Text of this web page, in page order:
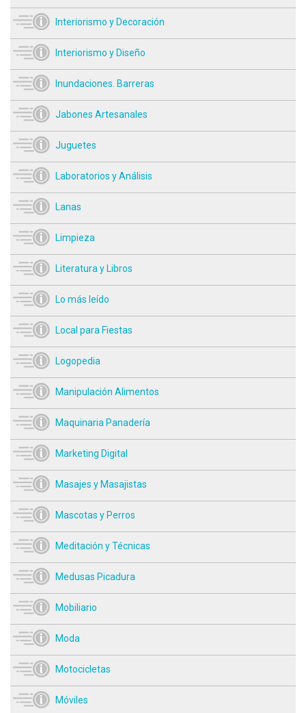
Interiorismo y Decoración
Interiorismo y Diseño
Inundaciones. Barreras
Jabones Artesanales
Juguetes
Laboratorios y Análisis
Lanas
Limpieza
Literatura y Libros
Lo más leído
Local para Fiestas
Logopedia
Manipulación Alimentos
Maquinaria Panadería
Marketing Digital
Masajes y Masajistas
Mascotas y Perros
Meditación y Técnicas
Medusas Picadura
Mobiliario
Moda
Motocicletas
Móviles